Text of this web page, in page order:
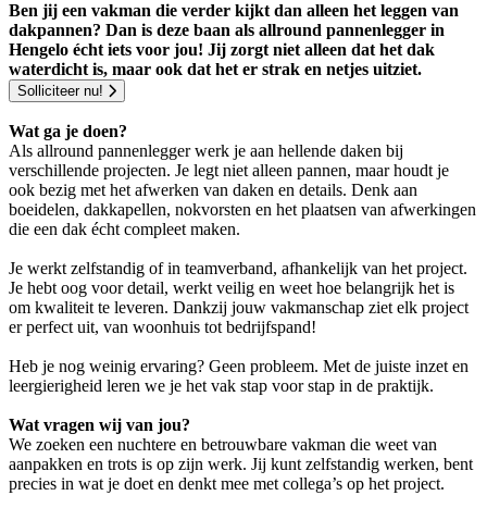
Ben jij een vakman die verder kijkt dan alleen het leggen van
dakpannen? Dan is deze baan als allround pannenlegger in
Hengelo écht iets voor jou! Jij zorgt niet alleen dat het dak
waterdicht is, maar ook dat het er strak en netjes uitziet.
Solliciteer nu!
Wat ga je doen?
Als allround pannenlegger werk je aan hellende daken bij
verschillende projecten. Je legt niet alleen pannen, maar houdt je
ook bezig met het afwerken van daken en details. Denk aan
boeidelen, dakkapellen, nokvorsten en het plaatsen van afwerkingen
die een dak écht compleet maken.
Je werkt zelfstandig of in teamverband, afhankelijk van het project.
Je hebt oog voor detail, werkt veilig en weet hoe belangrijk het is
om kwaliteit te leveren. Dankzij jouw vakmanschap ziet elk project
er perfect uit, van woonhuis tot bedrijfspand!
Heb je nog weinig ervaring? Geen probleem. Met de juiste inzet en
leergierigheid leren we je het vak stap voor stap in de praktijk.
Wat vragen wij van jou?
We zoeken een nuchtere en betrouwbare vakman die weet van
aanpakken en trots is op zijn werk. Jij kunt zelfstandig werken, bent
precies in wat je doet en denkt mee met collega’s op het project.